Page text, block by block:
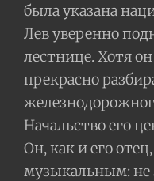
была указана
Лев уверенно
лестнице. Хотя
прекрасно
Начальство его
Он, как и его
музыкальным: не